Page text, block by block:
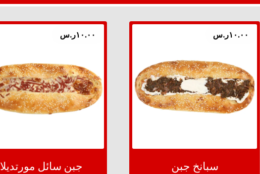
سبانخ جبن
١٠.٠٠ر.س
جبن سائل مورتديلا
١٠.٠٠ر.س